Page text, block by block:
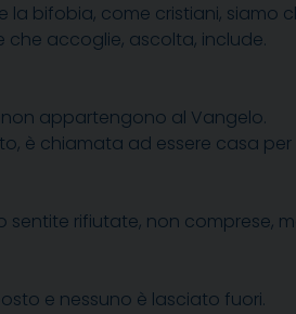
bifobia, come cristiani, siamo
accoglie, ascolta, include.
appartengono al Vangelo.
è chiamata ad essere casa
rifiutate, non comprese,
e nessuno è lasciato fuori.